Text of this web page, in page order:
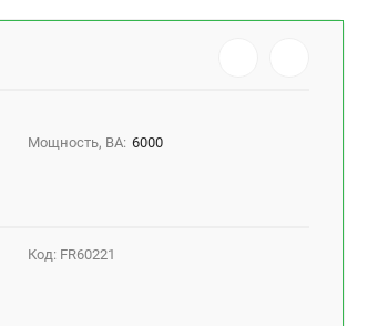
Мощность, ВА: 6000
Код: FR60221